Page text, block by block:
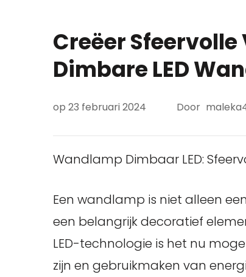
Creëer
Dimbare LED
op 23 februari 2024 Door
Wandlamp Dimbaar LED:
Een wandlamp is niet alleen
een belangrijk decoratief
LED-technologie is het nu
zijn en gebruikmaken van